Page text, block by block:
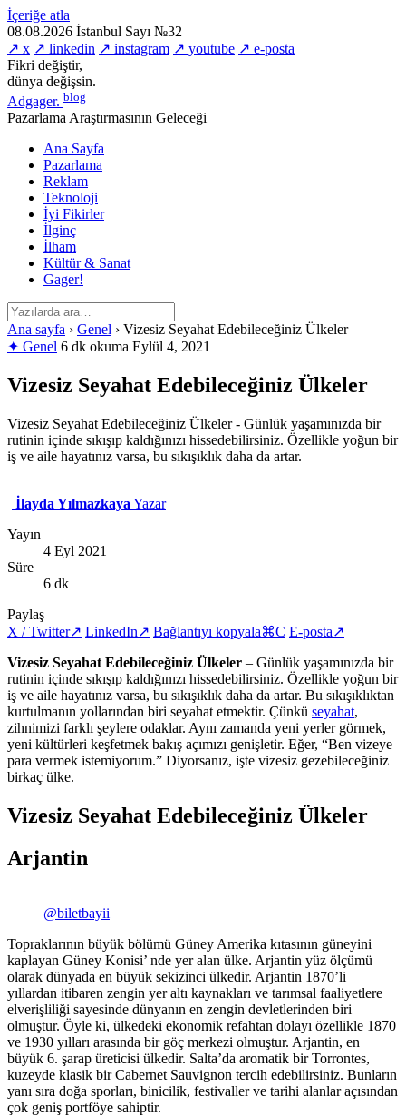
İçeriğe atla
08.08.2026 İstanbul Sayı №32
↗ x ↗ linkedin ↗ instagram ↗ youtube ↗ e-posta
Fikri değiştir,
dünya değişsin.
Adgager. blog
Pazarlama Araştırmasının Geleceği
Ana Sayfa
Pazarlama
Reklam
Teknoloji
İyi Fikirler
İlginç
İlham
Kültür & Sanat
Gager!
Ana sayfa › Genel › Vizesiz Seyahat Edebileceğiniz Ülkeler
✦ Genel 6 dk okuma Eylül 4, 2021
Vizesiz Seyahat Edebileceğiniz Ülkeler
Vizesiz Seyahat Edebileceğiniz Ülkeler - Günlük yaşamınızda bir
rutinin içinde sıkışıp kaldığınızı hissedebilirsiniz. Özellikle yoğun bir
iş ve aile hayatınız varsa, bu sıkışıklık daha da artar.
İlayda Yılmazkaya Yazar
Yayın
4 Eyl 2021
Süre
6 dk
Paylaş
X / Twitter↗ LinkedIn↗ Bağlantıyı kopyala⌘C E-posta↗
Vizesiz Seyahat Edebileceğiniz Ülkeler – Günlük yaşamınızda bir
rutinin içinde sıkışıp kaldığınızı hissedebilirsiniz. Özellikle yoğun bir
iş ve aile hayatınız varsa, bu sıkışıklık daha da artar. Bu sıkışıklıktan
kurtulmanın yollarından biri seyahat etmektir. Çünkü seyahat,
zihnimizi farklı şeylere odaklar. Aynı zamanda yeni yerler görmek,
yeni kültürleri keşfetmek bakış açımızı genişletir. Eğer, “Ben vizeye
para vermek istemiyorum.” Diyorsanız, işte vizesiz gezebileceğiniz
birkaç ülke.
Vizesiz Seyahat Edebileceğiniz Ülkeler
Arjantin
@biletbayii
Topraklarının büyük bölümü Güney Amerika kıtasının güneyini
kaplayan Güney Konisi’ nde yer alan ülke. Arjantin yüz ölçümü
olarak dünyada en büyük sekizinci ülkedir. Arjantin 1870’li
yıllardan itibaren zengin yer altı kaynakları ve tarımsal faaliyetlere
elverişliliği sayesinde dünyanın en zengin devletlerinden biri
olmuştur. Öyle ki, ülkedeki ekonomik refahtan dolayı özellikle 1870
ve 1930 yılları arasında bir göç merkezi olmuştur. Arjantin, en
büyük 6. şarap üreticisi ülkedir. Salta’da aromatik bir Torrontes,
kuzeyde klasik bir Cabernet Sauvignon tercih edebilirsiniz. Bunların
yanı sıra doğa sporları, binicilik, festivaller ve tarihi alanlar açısından
çok geniş portföye sahiptir.